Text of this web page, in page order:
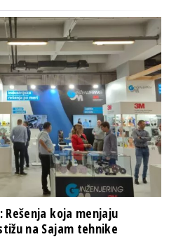
koja menjaju
na Sajam tehnike